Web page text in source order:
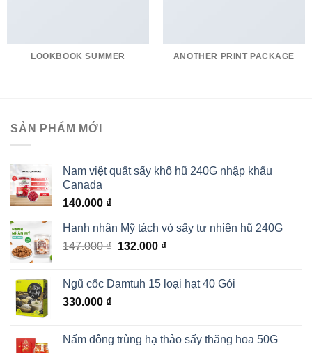
LOOKBOOK SUMMER ANOTHER PRINT PACKAGE
SẢN PHẨM MỚI
Nam việt quất sấy khô hũ 240G nhập khẩu
Canada
140.000 ₫
Hạnh nhân Mỹ tách vỏ sấy tự nhiên hũ 240G
147.000₫ Giá
147.000 ₫.
132.000 ₫Giá
là:
Ngũ cốc Damtuh 15 loại hạt 40 Gói
330.000 ₫
Nấm đông trùng hạ thảo sấy thăng hoa 50G